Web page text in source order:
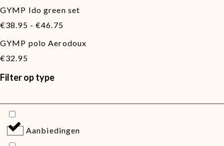
tot
€77.90
GYMP Ido green set
€38.95 - €46.75Prijsklasse:
tot
GYMP polo Aerodoux
€32.95
Filter op type
Aanbiedingen